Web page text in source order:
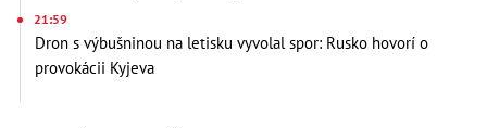
21:59
Dron s výbušninou na letisku vyvolal spor: Rusko hovorí o
provokácii Kyjeva